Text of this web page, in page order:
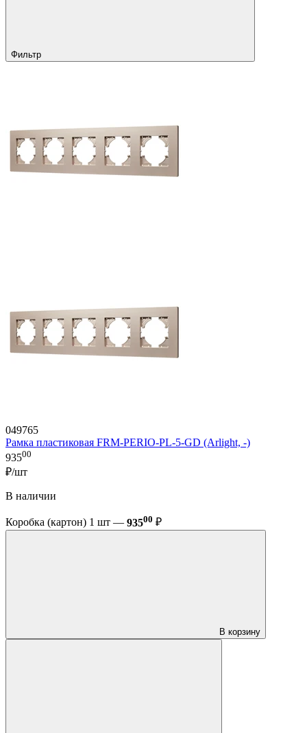
Фильтр
049765
Рамка пластиковая FRM-PERIO-PL-5-GD (Arlight, -)
93500
₽/шт
В наличии
Коробка (картон) 1 шт — 93500 ₽
В корзину